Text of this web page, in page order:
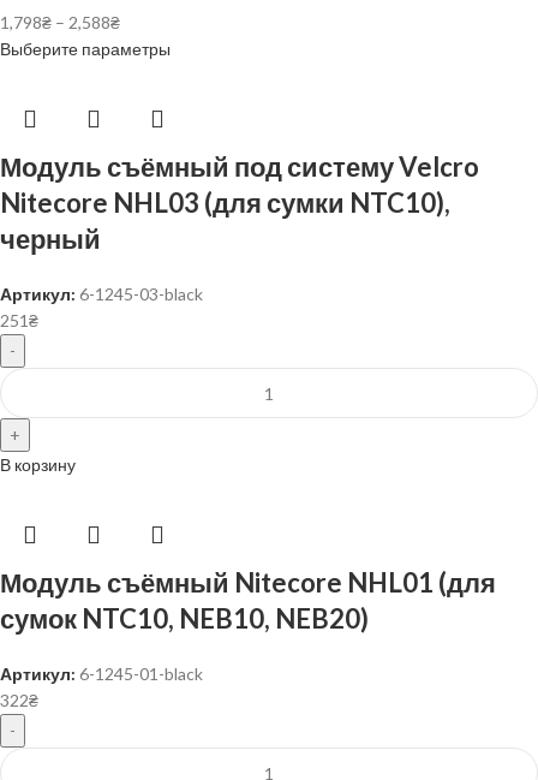
1,798₴ – 2,588₴
Выберите параметры
Модуль съёмный под систему Velcro
Nitecore NHL03 (для сумки NTC10),
черный
Артикул: 6-1245-03-black
251₴
В корзину
Модуль съёмный Nitecore NHL01 (для
сумок NTC10, NEB10, NEB20)
Артикул: 6-1245-01-black
322₴